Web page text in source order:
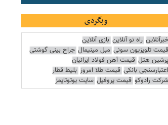
وبگردی
خبرآنلاین راه نو آنلاین بازی آنلاین
قیمت تلویزیون سونی مبل مینیمال جراح بینی گوشتی
پرشین هتل قیمت آهن فولاد ایرانیان
اعتبارسنجی بانکی قیمت طلا امروز بلیط قطار
شرکت رادوکو قیمت پروفیل سایت یوتوتایمز